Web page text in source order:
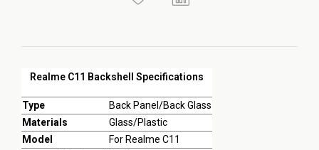
Realme C11 Backshell Specifications
Type
Back Panel/Back Glass
Materials
Glass/Plastic
Model
For Realme C11